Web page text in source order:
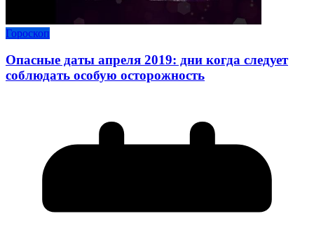
Гороскоп
Опасные даты апреля 2019: дни когда следует
соблюдать особую осторожность